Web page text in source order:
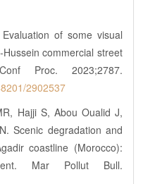
of some visual
commercial street
Proc. 2023;2787.
2902537
Hajji S, Abou Oualid J,
Scenic degradation and
coastline (Morocco):
Mar Pollut Bull.